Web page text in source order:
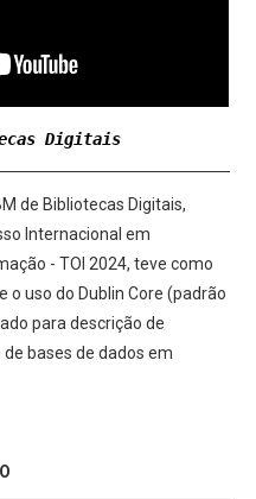
Digitais
de Bibliotecas Digitais,
Internacional em
- TOI 2024, teve como
o uso do Dublin Core (padrão
para descrição de
bases de dados em